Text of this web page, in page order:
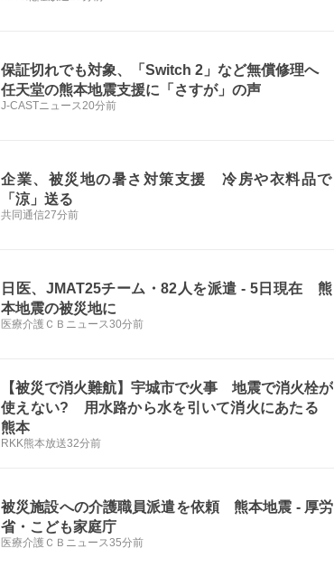
保証切れでも対象、「Switch 2」など無償修理へ
任天堂の熊本地震支援に「さすが」の声
J-CASTニュース 20分前
企業、被災地の暑さ対策支援 冷房や衣料品で
「涼」送る
共同通信27分前
日医、JMAT25チーム・82人を派遣 - 5日現在 熊
本地震の被災地に
医療介護ＣＢニュース30分前
【被災で消火難航】宇城市で火事 地震で消火栓が
使えない? 用水路から水を引いて消火にあたる
熊本
RKK熊本放送32分前
被災施設への介護職員派遣を依頼 熊本地震 - 厚労
省・こども家庭庁
医療介護ＣＢニュース35分前